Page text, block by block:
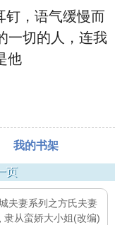
，语气缓慢而
一切的人，连我
他
我的书架
页
夫妻系列之方氏夫妻
隶从蛮娇大小姐(改编)